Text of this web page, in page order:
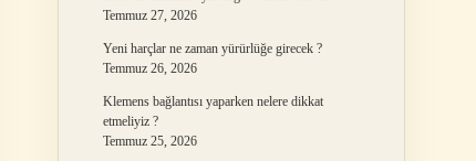
Temmuz 27, 2026
Yeni harçlar ne zaman yürürlüğe girecek ?
Temmuz 26, 2026
Klemens bağlantısı yaparken nelere dikkat
etmeliyiz ?
Temmuz 25, 2026